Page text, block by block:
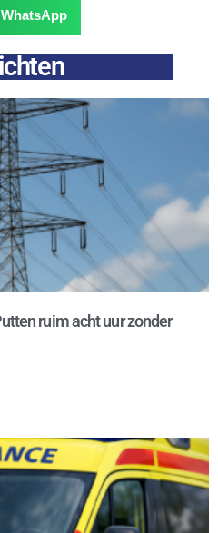
WhatsApp
ruim acht uur zonder